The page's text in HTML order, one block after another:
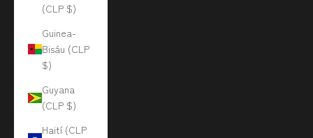
(CLP $)
Guinea-
Bisáu (CLP
$)
Guyana
(CLP $)
Haití (CLP